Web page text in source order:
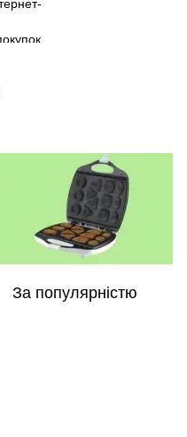
За популярністю